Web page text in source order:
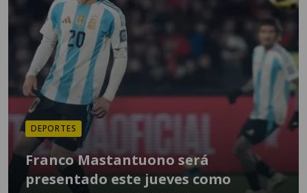
DEPORTES
Franco Mastantuono será
presentado este jueves como